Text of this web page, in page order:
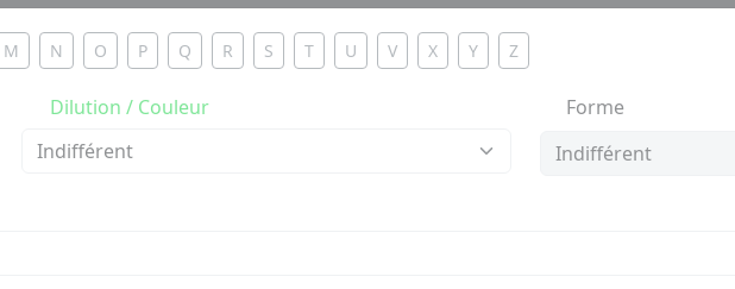
M N O P Q R S T U V X Y Z
Dilution / Couleur Forme